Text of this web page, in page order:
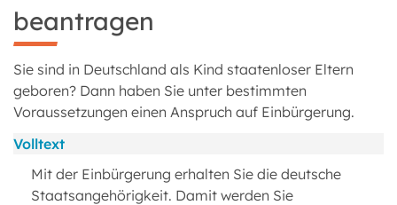
beantragen
Sie sind in Deutschland als Kind staatenloser Eltern
geboren? Dann haben Sie unter bestimmten
Voraussetzungen einen Anspruch auf Einbürgerung.
Volltext
Mit der Einbürgerung erhalten Sie die deutsche
Staatsangehörigkeit. Damit werden Sie